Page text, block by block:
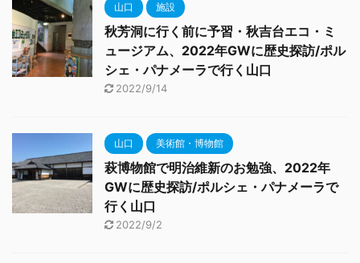
山口 施設
秋芳洞に行く前に予習・秋吉台エコ・ミ
ュージアム、2022年GWに歴史探訪/ポル
シェ・パナメーラで行く山口
2022/9/14
山口 美術館・博物館
萩博物館で明治維新のお勉強、2022年
GWに歴史探訪/ポルシェ・パナメーラで
行く山口
2022/9/2